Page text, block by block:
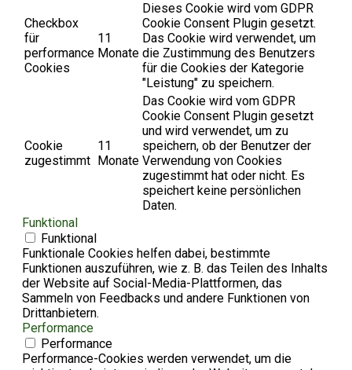
Checkbox
für
performance
Cookies
11
Monate
Dieses Cookie wird vom GDPR
Cookie Consent Plugin gesetzt.
Das Cookie wird verwendet, um
die Zustimmung des Benutzers
für die Cookies der Kategorie
"Leistung" zu speichern.
Cookie
zugestimmt
11
Monate
Das Cookie wird vom GDPR
Cookie Consent Plugin gesetzt
und wird verwendet, um zu
speichern, ob der Benutzer der
Verwendung von Cookies
zugestimmt hat oder nicht. Es
speichert keine persönlichen
Daten.
Funktional
Funktional
Funktionale Cookies helfen dabei, bestimmte
Funktionen auszuführen, wie z. B. das Teilen des Inhalts
der Website auf Social-Media-Plattformen, das
Sammeln von Feedbacks und andere Funktionen von
Drittanbietern.
Performance
Performance
Performance-Cookies werden verwendet, um die